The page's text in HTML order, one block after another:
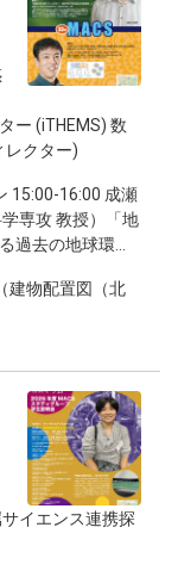
ー (iTHEMS) 数
レクター)
15:00-16:00 成瀬
専攻 教授）「地
過去の地球環境
力行動の数理：
18:00 継続
建物配置図（北
イエンス連携探